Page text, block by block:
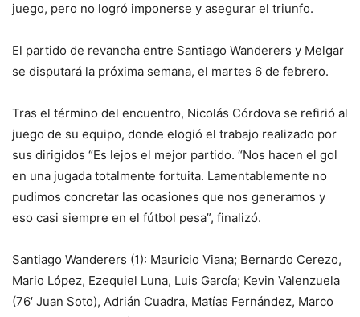
juego, pero no logró imponerse y asegurar el triunfo.
El partido de revancha entre Santiago Wanderers y Melgar
se disputará la próxima semana, el martes 6 de febrero.
Tras el término del encuentro, Nicolás Córdova se refirió al
juego de su equipo, donde elogió el trabajo realizado por
sus dirigidos “Es lejos el mejor partido. “Nos hacen el gol
en una jugada totalmente fortuita. Lamentablemente no
pudimos concretar las ocasiones que nos generamos y
eso casi siempre en el fútbol pesa”, finalizó.
Santiago Wanderers (1): Mauricio Viana; Bernardo Cerezo,
Mario López, Ezequiel Luna, Luis García; Kevin Valenzuela
(76′ Juan Soto), Adrián Cuadra, Matías Fernández, Marco